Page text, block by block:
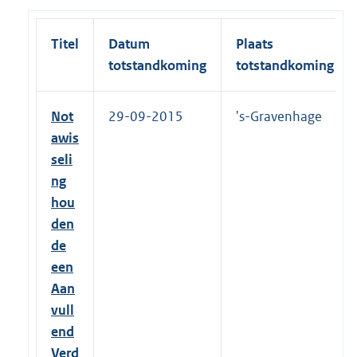
Titel
Datum
totstandkoming
Plaats
totstandkoming
Not
awis
seli
ng
hou
den
de
een
Aan
vull
end
Verd
29-09-2015 's-Gravenhage